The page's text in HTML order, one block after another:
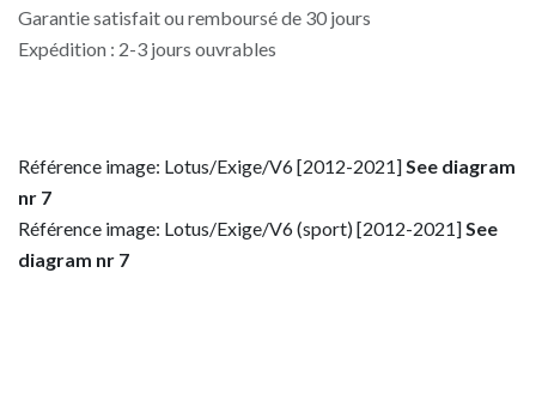
Garantie satisfait ou remboursé de 30 jours
Expédition : 2-3 jours ouvrables
Référence image: Lotus/Exige/V6 [2012-2021]See diagram
nr 7
Référence image: Lotus/Exige/V6 (sport) [2012-2021]See
diagram nr 7